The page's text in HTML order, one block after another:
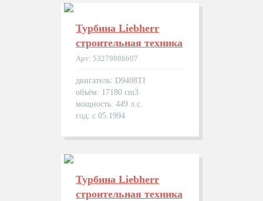
Турбина Liebherr
строительная техника
Арт: 53279886607
двигатель: D9408TI
объём: 17180 cm3
мощность: 449 л.с.
год: с 05.1994
Турбина Liebherr
строительная техника